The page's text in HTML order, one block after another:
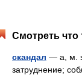
Смотреть что
скандал — а, м.
затруднение;